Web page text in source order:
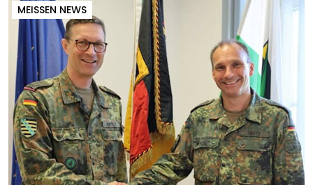
MEISSEN NEWS